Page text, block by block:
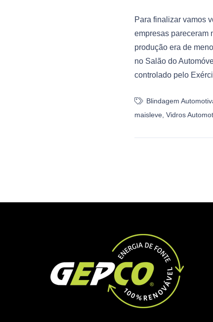
Para finalizar vamos
empresas pareceram
produção era de
no Salão do
controlado pelo
Blindagem
maisleve Vidros